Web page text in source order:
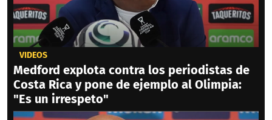
VIDEOS
Medford explota contra los periodistas de
Costa Rica y pone de ejemplo al Olimpia:
"Es un irrespeto"